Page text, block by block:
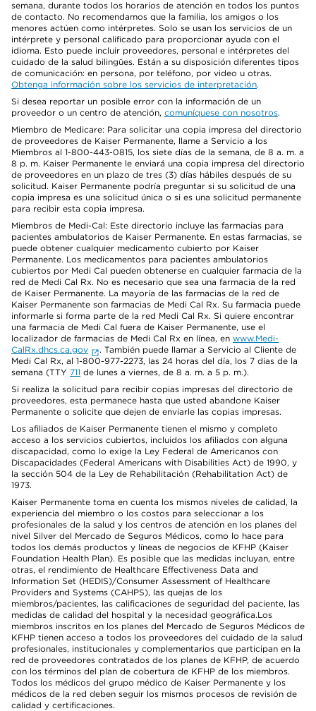
semana, durante todos los horarios de atención en todos los puntos
de contacto. No recomendamos que la familia, los amigos o los
menores actúen como intérpretes. Solo se usan los servicios de un
intérprete y personal calificado para proporcionar ayuda con el
idioma. Esto puede incluir proveedores, personal e intérpretes del
cuidado de la salud bilingües. Están a su disposición diferentes tipos
de comunicación: en persona, por teléfono, por video u otras.
Obtenga información sobre los servicios de interpretación.
Si desea reportar un posible error con la información de un
proveedor o un centro de atención, comuníquese con nosotros.
Miembro de Medicare: Para solicitar una copia impresa del directorio
de proveedores de Kaiser Permanente, llame a Servicio a los
Miembros al 1-800-443-0815, los siete días de la semana, de 8 a. m. a
8 p. m. Kaiser Permanente le enviará una copia impresa del directorio
de proveedores en un plazo de tres (3) días hábiles después de su
solicitud. Kaiser Permanente podría preguntar si su solicitud de una
copia impresa es una solicitud única o si es una solicitud permanente
para recibir esta copia impresa.
Miembros de Medi-Cal: Este directorio incluye las farmacias para
pacientes ambulatorios de Kaiser Permanente. En estas farmacias, se
puede obtener cualquier medicamento cubierto por Kaiser
Permanente. Los medicamentos para pacientes ambulatorios
cubiertos por Medi Cal pueden obtenerse en cualquier farmacia de la
red de Medi Cal Rx. No es necesario que sea una farmacia de la red
de Kaiser Permanente. La mayoría de las farmacias de la red de
Kaiser Permanente son farmacias de Medi Cal Rx. Su farmacia puede
informarle si forma parte de la red Medi Cal Rx. Si quiere encontrar
una farmacia de Medi Cal fuera de Kaiser Permanente, use el
localizador de farmacias de Medi Cal Rx en línea, en www.Medi-
CalRx.dhcs.ca.gov
. También puede llamar a Servicio al Cliente de
Medi Cal Rx, al 1-800-977-2273, las 24 horas del día, los 7 días de la
semana (TTY 711 de lunes a viernes, de 8 a. m. a 5 p. m.).
Si realiza la solicitud para recibir copias impresas del directorio de
proveedores, esta permanece hasta que usted abandone Kaiser
Permanente o solicite que dejen de enviarle las copias impresas.
Los afiliados de Kaiser Permanente tienen el mismo y completo
acceso a los servicios cubiertos, incluidos los afiliados con alguna
discapacidad, como lo exige la Ley Federal de Americanos con
Discapacidades (Federal Americans with Disabilities Act) de 1990, y
la sección 504 de la Ley de Rehabilitación (Rehabilitation Act) de
1973.
Kaiser Permanente toma en cuenta los mismos niveles de calidad, la
experiencia del miembro o los costos para seleccionar a los
profesionales de la salud y los centros de atención en los planes del
nivel Silver del Mercado de Seguros Médicos, como lo hace para
todos los demás productos y líneas de negocios de KFHP (Kaiser
Foundation Health Plan). Es posible que las medidas incluyan, entre
otras, el rendimiento de Healthcare Effectiveness Data and
Information Set (HEDIS)/Consumer Assessment of Healthcare
Providers and Systems (CAHPS), las quejas de los
miembros/pacientes, las calificaciones de seguridad del paciente, las
medidas de calidad del hospital y la necesidad geográfica.Los
miembros inscritos en los planes del Mercado de Seguros Médicos de
KFHP tienen acceso a todos los proveedores del cuidado de la salud
profesionales, institucionales y complementarios que participan en la
red de proveedores contratados de los planes de KFHP, de acuerdo
con los términos del plan de cobertura de KFHP de los miembros.
Todos los médicos del grupo médico de Kaiser Permanente y los
médicos de la red deben seguir los mismos procesos de revisión de
calidad y certificaciones.